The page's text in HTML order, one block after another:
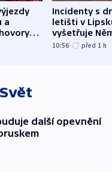
a
Incidenty s
letišti v
vyšetřuje
jako úmyslný
10:56 před 1 h
Svět
další opevnění